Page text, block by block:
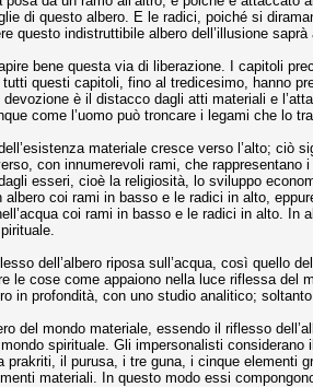
di questo albero. E le radici, poiché si
questo indistruttibile albero dell’illusione
bene questa via di liberazione. I capitoli
questi capitoli, fino al tredicesimo, hanno
è il distacco dagli atti materiali e
come l’uomo può troncare i legami che lo
materiale cresce verso l’alto; ciò
con innumerevoli rami, che
esseri, cioè la religiosità, lo sviluppo
albero coi rami in basso e le radici in alto,
coi rami in basso e le radici in alto. In
dell’albero riposa sull’acqua, così quello
le cose come appaiono nella luce riflessa del
in profondità, con uno studio analitico;
del mondo materiale, essendo il riflesso
spirituale. Gli impersonalisti
prakriti, il purusa, i tre guna, i cinque elementi
materiali. In questo modo essi